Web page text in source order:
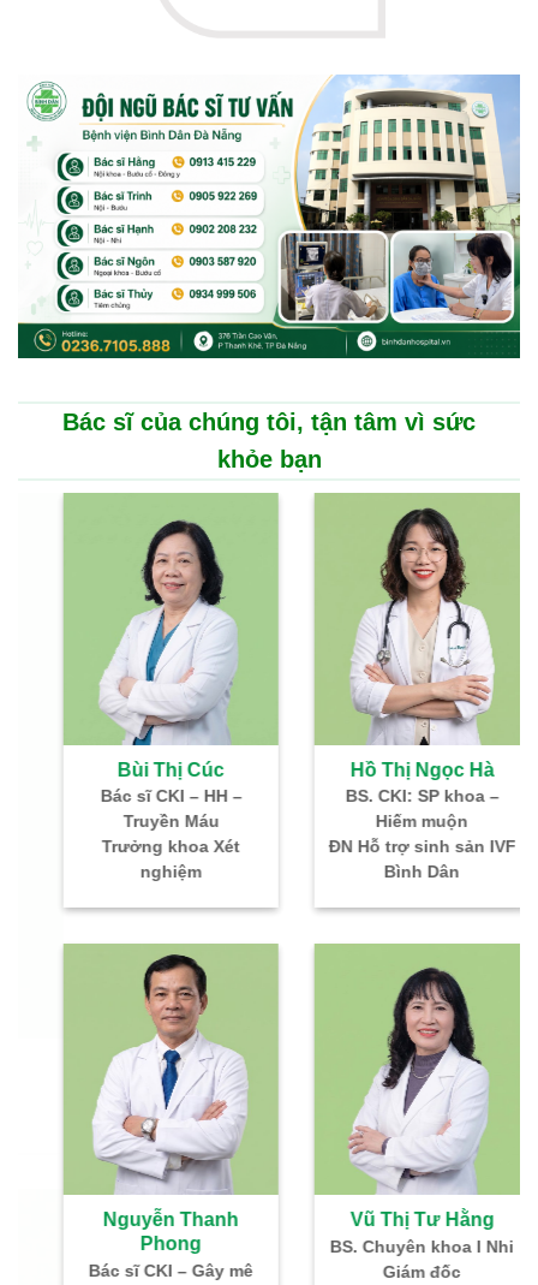
Bác sĩ của chúng tôi, tận tâm vì sức
khỏe bạn
Bùi Thị Cúc
Bác sĩ CKI – HH –
Truyền Máu
Trưởng khoa Xét
nghiệm
Hồ Thị Ngọc Hà
BS. CKI: SP khoa –
Hiếm muộn
ĐN Hỗ trợ sinh sản IVF
Bình Dân
Nguyễn Thanh
Phong
Bác sĩ CKI – Gây mê
Vũ Thị Tư Hằng
BS. Chuyên khoa I Nhi
Giám đốc